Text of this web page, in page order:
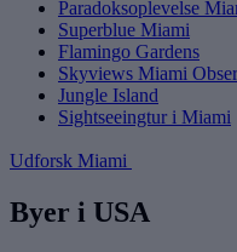
Paradoksoplevelse
Superblue Miami
Flamingo Gardens
Skyviews Miami
Jungle Island
Sightseeingtur i Miami
Udforsk Miami
Byer i USA